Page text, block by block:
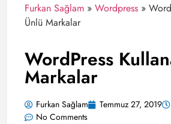
Furkan Sağlam » Wordpress »
Ünlü Markalar
WordPress
Markalar
Furkan Sağlam Temmuz 27, 2019
No Comments